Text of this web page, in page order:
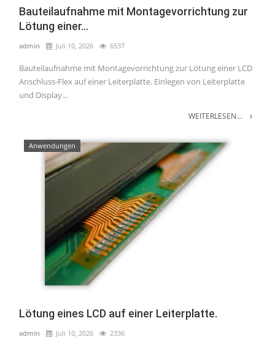
Bauteilaufnahme mit Montagevorrichtung zur
Lötung einer...
admin Juli 10, 2026 6537
Bauteilaufnahme mit Montagevorrichtung zur Lötung einer LCD
Anschluss-Flex auf einer Leiterplatte. Einlegen von Leiterplatte
und Display...
WEITERLESEN...
Anwendungen
Lötung eines LCD auf einer Leiterplatte.
admin Juli 10, 2026 2336